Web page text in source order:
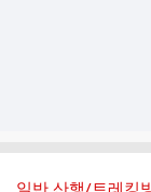
일반 산행/트레킹